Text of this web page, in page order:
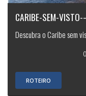
CARIBE-SEM-
Descubra o Caribe sem
ROTEIRO